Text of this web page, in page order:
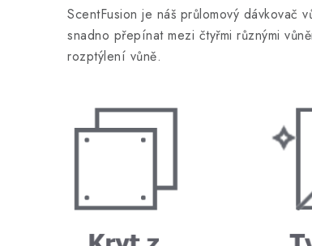
ScentFusion je náš průlomový dávkovač
snadno přepínat mezi čtyřmi různými
rozptýlení vůně.